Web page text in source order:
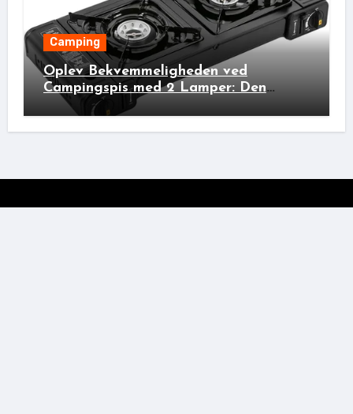
Camping
Oplev Bekvemmeligheden ved
Campingspis med 2 Lamper: Den
Ideelle Bivakpartner!